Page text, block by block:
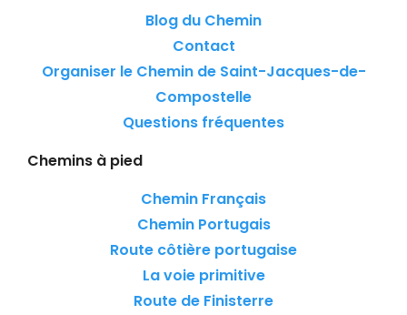
Blog du Chemin
Contact
Organiser le Chemin de Saint-Jacques-de-
Compostelle
Questions fréquentes
Chemins à pied
Chemin Français
Chemin Portugais
Route côtière portugaise
La voie primitive
Route de Finisterre